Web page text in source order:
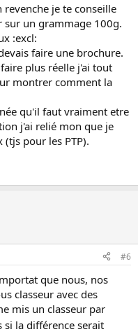
je te conseille
sur un grammage 100g.
:excl:
faire une brochure.
plus réelle j'ai tout
montrer comment la
qu'il faut vraiment etre
j'ai relié mon que je
pour les PTP).
#6
que nous, nos
classeur avec des
mis un classeur par
si la différence serait